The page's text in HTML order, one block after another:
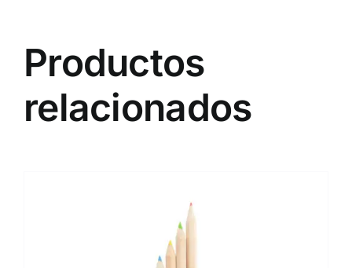
Productos
relacionados